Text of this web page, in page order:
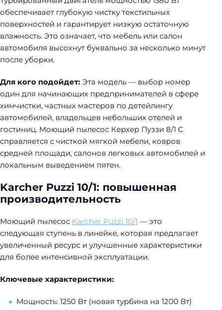
обеспечивает глубокую чистку текстильных
поверхностей и гарантирует низкую остаточную
влажность. Это означает, что мебель или салон
автомобиля высохнут буквально за несколько минут
после уборки.
Для кого подойдет: Эта модель — выбор номер
один для начинающих предпринимателей в сфере
химчистки, частных мастеров по детейлингу
автомобилей, владельцев небольших отелей и
гостиниц. Моющий пылесос Керхер Пуззи 8/1 C
справляется с чисткой мягкой мебели, ковров
средней площади, салонов легковых автомобилей и
локальным выведением пятен.
Karcher Puzzi 10/1: повышенная
производительность
Моющий пылесос Karcher Puzzi 10/1 — это
следующая ступень в линейке, которая предлагает
увеличенный ресурс и улучшенные характеристики
для более интенсивной эксплуатации.
Ключевые характеристики:
Мощность: 1250 Вт (новая турбина на 1200 Вт)